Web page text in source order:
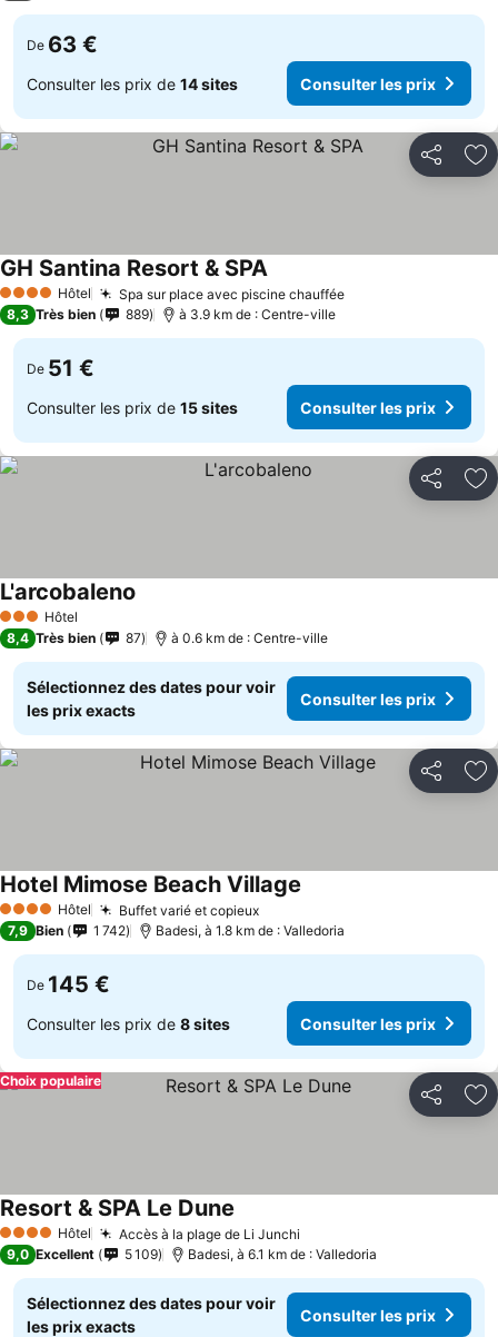
De 63 €
Consulter les prix de 14 sites Consulter les prix
Partager
4 Étoiles Hôtel Spa sur place avec piscine chauffée
GH Santina Resort & SPA
8,3 Très bien 889 à 3.9 km de : Centre-ville
De 51 €
Consulter les prix de 15 sites Consulter les prix
Partager
3 ÉtoilesHôtel
L'arcobaleno
8,4 Très bien 87 à 0.6 km de : Centre-ville
Sélectionnez des dates pour voir
les prix exacts
Consulter les prix
Partager
4 Étoiles Hôtel Buffet varié et copieux
Hotel Mimose Beach Village
7,9 Bien 1 742 Badesi, à 1.8 km de : Valledoria
De 145 €
Consulter les prix de 8 sites Consulter les prix
Partager
Choix populaire
4 Étoiles Hôtel Accès à la plage de Li Junchi
Resort & SPA Le Dune
9,0 Excellent 5 109 Badesi, à 6.1 km de : Valledoria
Sélectionnez des dates pour voir
les prix exacts
Consulter les prix